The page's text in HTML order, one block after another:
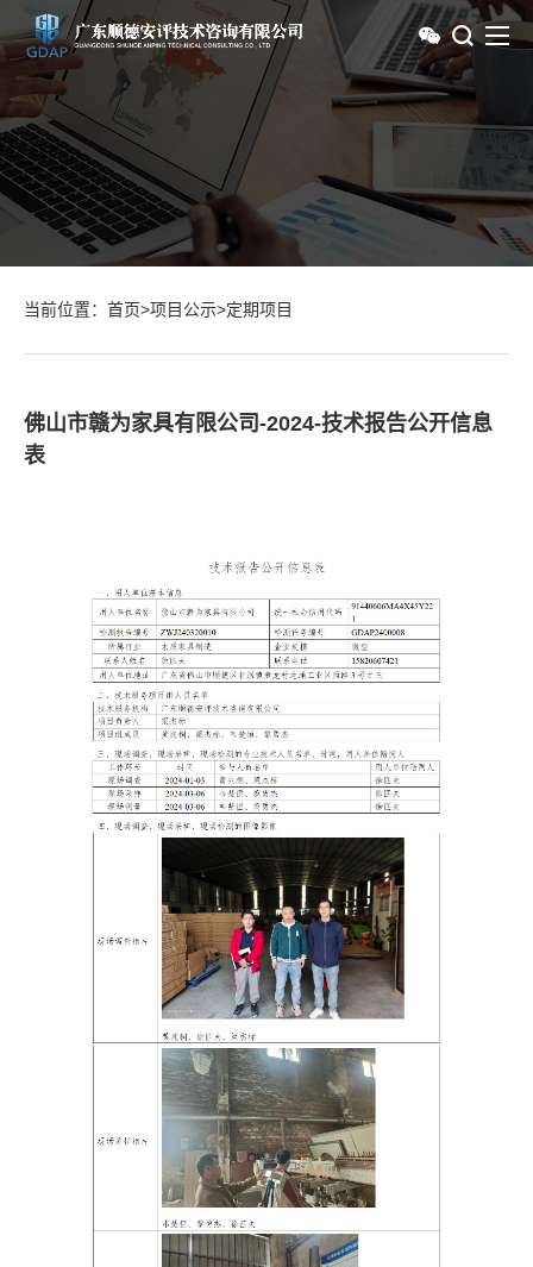
当前位置： 首页>项目公示>定期项目
佛山市赣为家具有限公司-2024-技术报告公开信息
表